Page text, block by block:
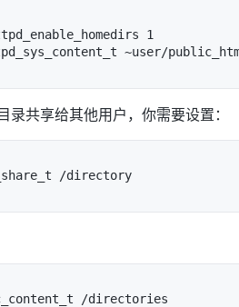
1
共享给其他用户，你需要设置：
chcon -t samba_share_t /directory